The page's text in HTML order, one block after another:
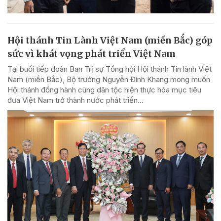
Hội thánh Tin Lành Việt Nam (miền Bắc) góp
sức vì khát vọng phát triển Việt Nam
Tại buổi tiếp đoàn Ban Trị sự Tổng hội Hội thánh Tin lành Việt
Nam (miền Bắc), Bộ trưởng Nguyễn Đình Khang mong muốn
Hội thánh đồng hành cùng dân tộc hiện thực hóa mục tiêu
đưa Việt Nam trở thành nước phát triển...